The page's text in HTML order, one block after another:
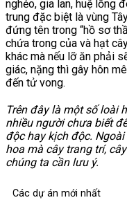
nghẻo, gia lan, huệ lồng
trung đặc biệt là vùng
đứng tên trong “hồ sơ
chứa trong của và hạt
khác mà nếu lỡ ăn phải
giác, nặng thì gây hôn
đến tử vong.
Trên đây là một số loài
nhiều người chưa biết
độc hay kịch độc.
hoa mà cây trang trí,
chúng ta cần lưu ý.
Các dự án mới nhất